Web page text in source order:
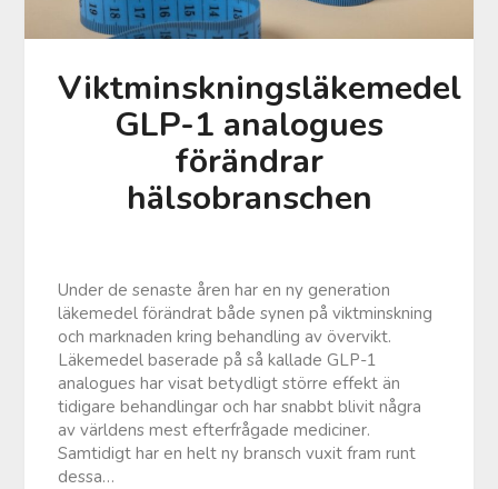
Viktminskningsläkemedel
GLP-1 analogues
förändrar
hälsobranschen
Under de senaste åren har en ny generation
läkemedel förändrat både synen på viktminskning
och marknaden kring behandling av övervikt.
Läkemedel baserade på så kallade GLP-1
analogues har visat betydligt större effekt än
tidigare behandlingar och har snabbt blivit några
av världens mest efterfrågade mediciner.
Samtidigt har en helt ny bransch vuxit fram runt
dessa…